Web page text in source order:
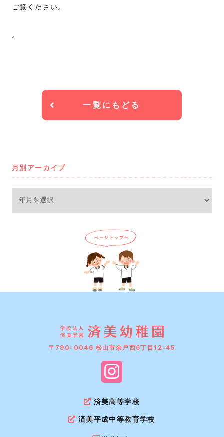
ご覧ください。
。
一覧にもどる
月別アーカイブ
〒790-0046 松山市余戸西6丁目12-45
済美高等学校
済美平成中等教育学校